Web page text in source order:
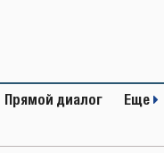
Прямой диалог Еще